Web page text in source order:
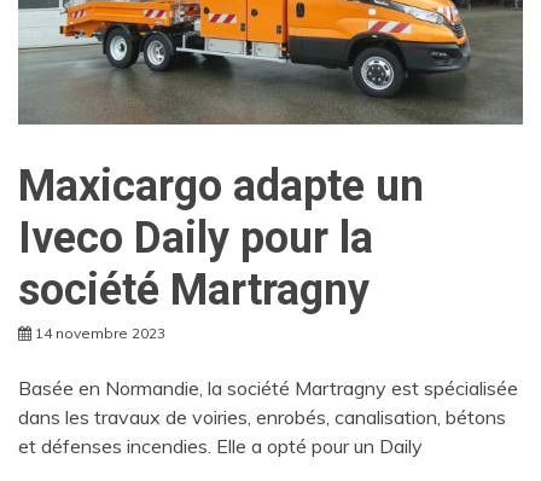
Maxicargo adapte un
Iveco Daily pour la
société Martragny
14 novembre 2023
Basée en Normandie, la société Martragny est spécialisée
dans les travaux de voiries, enrobés, canalisation, bétons
et défenses incendies. Elle a opté pour un Daily